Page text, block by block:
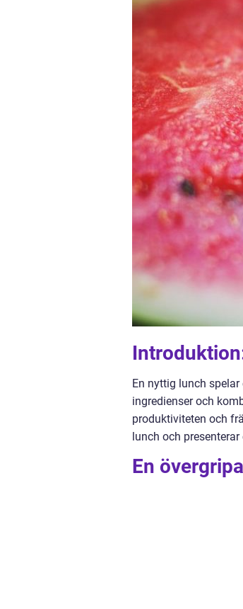
En nyttig lunch
ingredienser och
produktiviteten och
lunch och
En